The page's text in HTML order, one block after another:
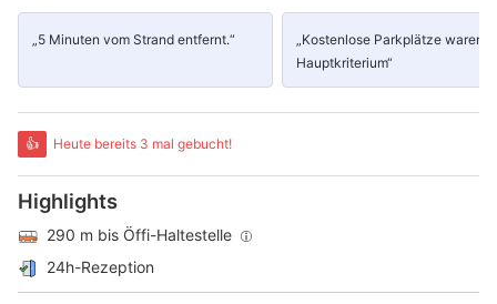
„5 Minuten vom Strand entfernt.“
„Kostenlose Parkplätze waren
Hauptkriterium“
👍 Heute bereits 3 mal gebucht!
Highlights
290 m bis Öffi-Haltestelle
24h-Rezeption